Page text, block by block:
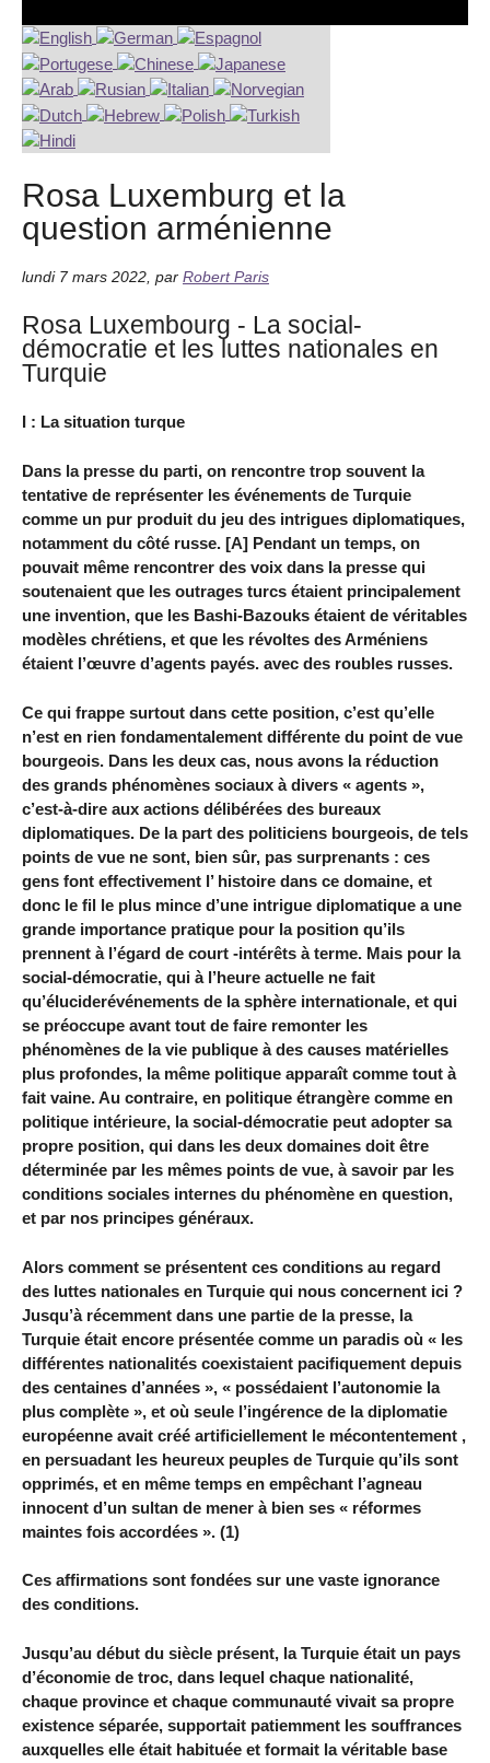
Rosa Luxemburg et la
question arménienne
lundi 7 mars 2022 par Robert Paris
Rosa Luxembourg - La social-
démocratie et les luttes nationales en
Turquie
I : La situation turque
Dans la presse du parti, on rencontre trop souvent la
tentative de représenter les événements de Turquie
comme un pur produit du jeu des intrigues diplomatiques,
notamment du côté russe. [A] Pendant un temps, on
pouvait même rencontrer des voix dans la presse qui
soutenaient que les outrages turcs étaient principalement
une invention, que les Bashi-Bazouks étaient de véritables
modèles chrétiens, et que les révoltes des Arméniens
étaient l’œuvre d’agents payés. avec des roubles russes.
Ce qui frappe surtout dans cette position, c’est qu’elle
n’est en rien fondamentalement différente du point de vue
bourgeois. Dans les deux cas, nous avons la réduction
des grands phénomènes sociaux à divers « agents »,
c’est-à-dire aux actions délibérées des bureaux
diplomatiques. De la part des politiciens bourgeois, de tels
points de vue ne sont, bien sûr, pas surprenants : ces
gens font effectivement l’ histoire dans ce domaine, et
donc le fil le plus mince d’une intrigue diplomatique a une
grande importance pratique pour la position qu’ils
prennent à l’égard de court -intérêts à terme. Mais pour la
social-démocratie, qui à l’heure actuelle ne fait
qu’éluciderévénements de la sphère internationale, et qui
se préoccupe avant tout de faire remonter les
phénomènes de la vie publique à des causes matérielles
plus profondes, la même politique apparaît comme tout à
fait vaine. Au contraire, en politique étrangère comme en
politique intérieure, la social-démocratie peut adopter sa
propre position, qui dans les deux domaines doit être
déterminée par les mêmes points de vue, à savoir par les
conditions sociales internes du phénomène en question,
et par nos principes généraux.
Alors comment se présentent ces conditions au regard
des luttes nationales en Turquie qui nous concernent ici ?
Jusqu’à récemment dans une partie de la presse, la
Turquie était encore présentée comme un paradis où « les
différentes nationalités coexistaient pacifiquement depuis
des centaines d’années », « possédaient l’autonomie la
plus complète », et où seule l’ingérence de la diplomatie
européenne avait créé artificiellement le mécontentement ,
en persuadant les heureux peuples de Turquie qu’ils sont
opprimés, et en même temps en empêchant l’agneau
innocent d’un sultan de mener à bien ses « réformes
maintes fois accordées ». (1)
Ces affirmations sont fondées sur une vaste ignorance
des conditions.
Jusqu’au début du siècle présent, la Turquie était un pays
d’économie de troc, dans lequel chaque nationalité,
chaque province et chaque communauté vivait sa propre
existence séparée, supportait patiemment les souffrances
auxquelles elle était habituée et formait la véritable base